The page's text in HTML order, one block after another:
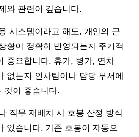
와 관련이 깊습니다.
시스템이라고 해도, 개인의 근
황이 정확히 반영되는지 주기적
중요합니다. 휴가, 병가, 연차
없는지 인사팀이나 담당 부서에
것이 좋습니다.
직무 재배치 시 호봉 산정 방식
있습니다. 기존 호봉이 자동으